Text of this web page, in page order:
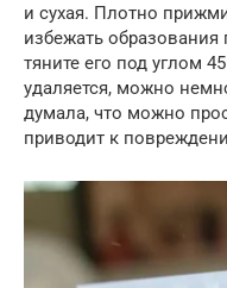
и сухая. Плотно
избежать
тяните его под углом
удаляется, можно
думала, что можно
приводит к